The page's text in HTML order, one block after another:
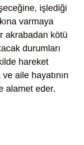
işlediği
varmaya
akrabadan kötü
durumları
hareket
aile hayatının
alamet eder.